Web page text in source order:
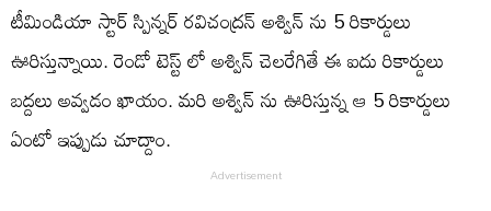
టీమిండియా స్టార్ స్పిన్నర్ రవిచంద్రన్ అశ్విన్ ను 5 రికార్డులు
ఊరిస్తున్నాయి. రెండో టెస్ట్ లో అశ్విన్ చెలరేగితే ఈ ఐదు రికార్డులు
బద్దలు అవ్వడం ఖాయం. మరి అశ్విన్ ను ఊరిస్తున్న ఆ 5 రికార్డులు
ఏంటో ఇప్పుడు చూద్దాం.